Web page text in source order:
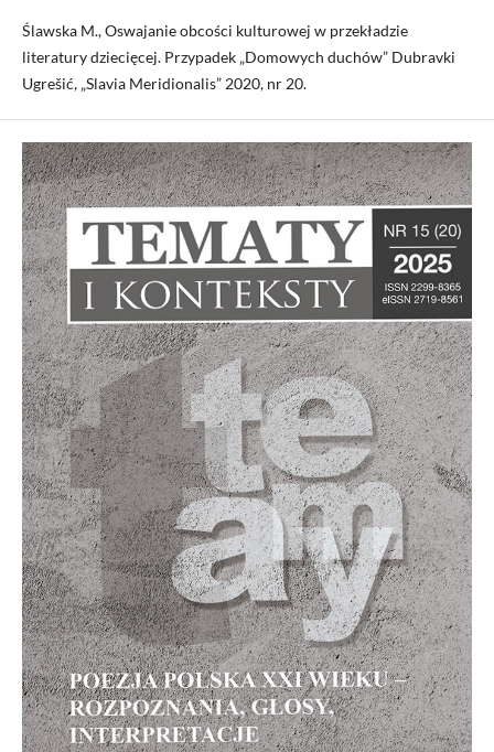
Ślawska M., Oswajanie obcości kulturowej w przekładzie
literatury dziecięcej. Przypadek „Domowych duchów” Dubravki
Ugrešić, „Slavia Meridionalis” 2020, nr 20.